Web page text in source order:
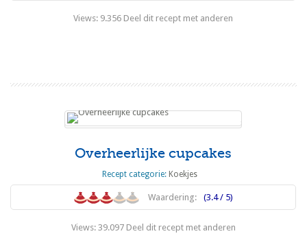
Views: 9.356 Deel dit recept met anderen
Overheerlijke cupcakes
Recept categorie: Koekjes
Waardering: (3.4 / 5)
Views: 39.097 Deel dit recept met anderen